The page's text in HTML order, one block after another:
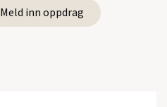
Meld inn oppdrag